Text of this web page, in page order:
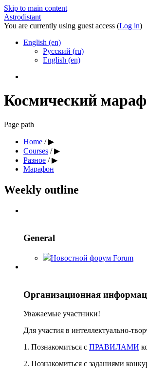
Skip to main content
Astrodistant
You are currently using guest access (Log in)
English (en)
Русский (ru)
English (en)
Космический
Page path
Home / ▶
Courses / ▶
Разное / ▶
Марафон
Weekly outline
General
Новостной форум Forum
Организационная
Уважаемые участники!
Для участия в интеллектуально-
1. Познакомиться с ПРАВИЛАМИ
2. Познакомиться с заданиями